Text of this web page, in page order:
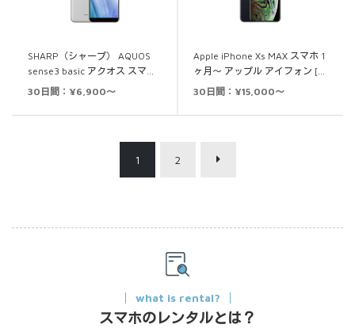
SHARP（シャープ） AQUOS
sense3 basic アクオス スマ…
30日間：¥6,900～
Apple iPhone Xs MAX スマホ 1
ヶ月～ アップル アイフォン […
30日間：¥15,000～
1 2
what is rental?
スマホのレンタルとは？